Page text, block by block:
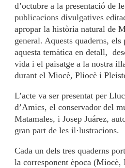
d’octubre a la presentació de
publicacions divulgatives
apropar la història natural de
general. Aquests quaderns,
aquesta temàtica en detall,
vida i el paisatge a la nostra
durant el Miocè, Pliocè i
L’acte va ser presentat per
d’Amics, el conservador del
Matamales, i Josep Juárez,
gran part de les il·lustracions.
Cada un dels tres quaderns
la corresponent època (Miocè,